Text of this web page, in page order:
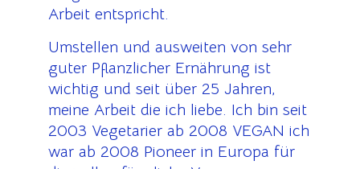
Arbeit entspricht.
Umstellen und ausweiten von sehr
guter Pflanzlicher Ernährung ist
wichtig und seit über 25 Jahren,
meine Arbeit die ich liebe. Ich bin seit
2003 Vegetarier ab 2008 VEGAN ich
war ab 2008 Pioneer in Europa für